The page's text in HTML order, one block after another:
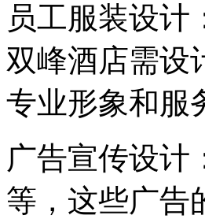
员工服装设计‌
双峰酒店需设
专业形象和服
广告宣传设计‌
等，这些广告